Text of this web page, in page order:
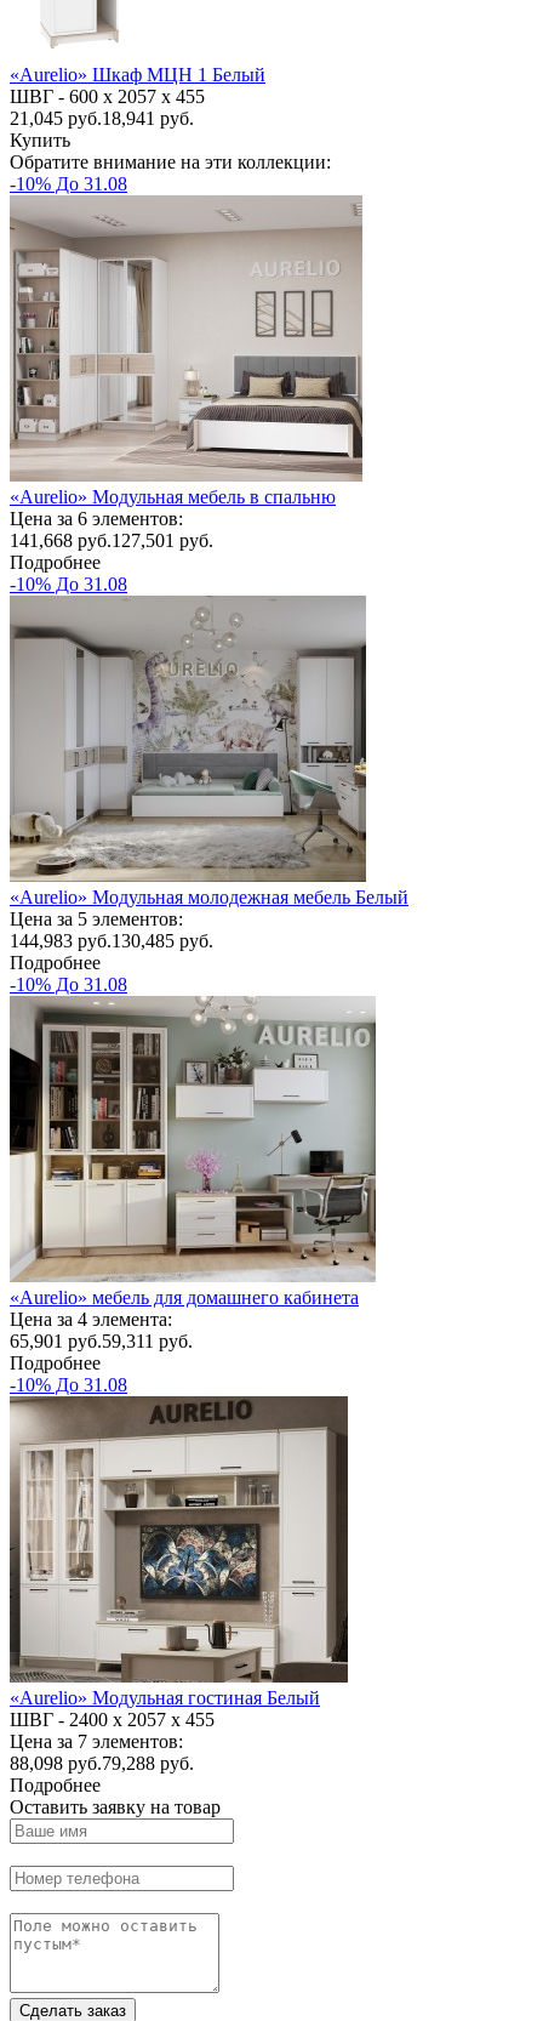
«Aurelio» Шкаф МЦН 1 Белый
ШВГ - 600 х 2057 х 455
21,045 руб.18,941 руб.
Купить
Обратите внимание на эти коллекции:
-10% До 31.08
«Aurelio» Модульная мебель в спальню
Цена за 6 элементов:
141,668 руб.127,501 руб.
Подробнее
-10% До 31.08
«Aurelio» Модульная молодежная мебель Белый
Цена за 5 элементов:
144,983 руб.130,485 руб.
Подробнее
-10% До 31.08
«Aurelio» мебель для домашнего кабинета
Цена за 4 элемента:
65,901 руб.59,311 руб.
Подробнее
-10% До 31.08
«Aurelio» Модульная гостиная Белый
ШВГ - 2400 х 2057 х 455
Цена за 7 элементов:
88,098 руб.79,288 руб.
Подробнее
Оставить заявку на товар
Сделать заказ